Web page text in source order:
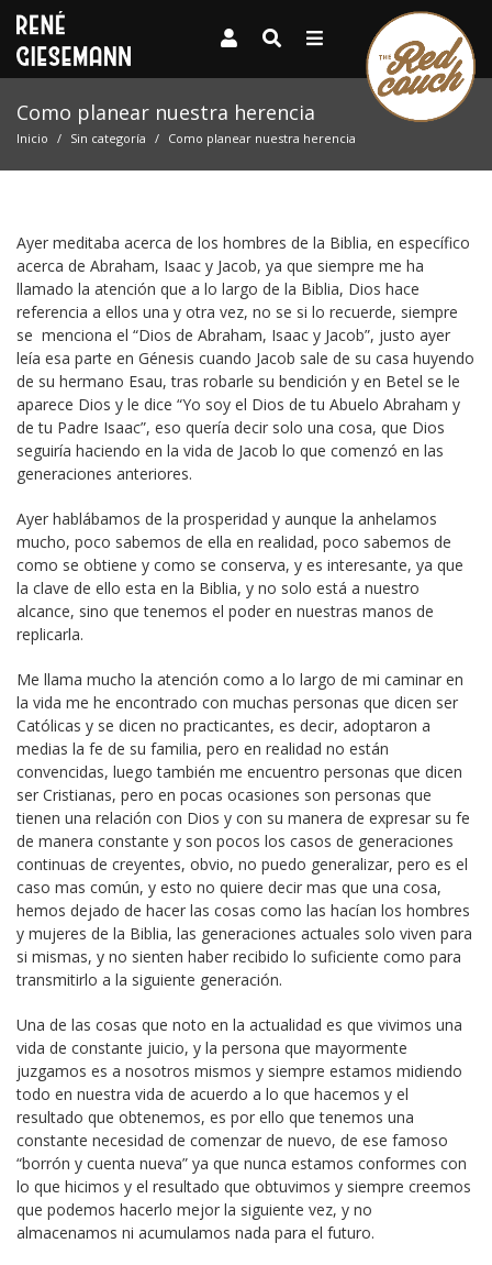
Como planear nuestra herencia
Inicio Sin categoría Como planear nuestra herencia
Ayer meditaba acerca de los hombres de la Biblia, en específico
acerca de Abraham, Isaac y Jacob, ya que siempre me ha
llamado la atención que a lo largo de la Biblia, Dios hace
referencia a ellos una y otra vez, no se si lo recuerde, siempre
se menciona el “Dios de Abraham, Isaac y Jacob”, justo ayer
leía esa parte en Génesis cuando Jacob sale de su casa huyendo
de su hermano Esau, tras robarle su bendición y en Betel se le
aparece Dios y le dice “Yo soy el Dios de tu Abuelo Abraham y
de tu Padre Isaac”, eso quería decir solo una cosa, que Dios
seguiría haciendo en la vida de Jacob lo que comenzó en las
generaciones anteriores.
Ayer hablábamos de la prosperidad y aunque la anhelamos
mucho, poco sabemos de ella en realidad, poco sabemos de
como se obtiene y como se conserva, y es interesante, ya que
la clave de ello esta en la Biblia, y no solo está a nuestro
alcance, sino que tenemos el poder en nuestras manos de
replicarla.
Me llama mucho la atención como a lo largo de mi caminar en
la vida me he encontrado con muchas personas que dicen ser
Católicas y se dicen no practicantes, es decir, adoptaron a
medias la fe de su familia, pero en realidad no están
convencidas, luego también me encuentro personas que dicen
ser Cristianas, pero en pocas ocasiones son personas que
tienen una relación con Dios y con su manera de expresar su fe
de manera constante y son pocos los casos de generaciones
continuas de creyentes, obvio, no puedo generalizar, pero es el
caso mas común, y esto no quiere decir mas que una cosa,
hemos dejado de hacer las cosas como las hacían los hombres
y mujeres de la Biblia, las generaciones actuales solo viven para
si mismas, y no sienten haber recibido lo suficiente como para
transmitirlo a la siguiente generación.
Una de las cosas que noto en la actualidad es que vivimos una
vida de constante juicio, y la persona que mayormente
juzgamos es a nosotros mismos y siempre estamos midiendo
todo en nuestra vida de acuerdo a lo que hacemos y el
resultado que obtenemos, es por ello que tenemos una
constante necesidad de comenzar de nuevo, de ese famoso
“borrón y cuenta nueva” ya que nunca estamos conformes con
lo que hicimos y el resultado que obtuvimos y siempre creemos
que podemos hacerlo mejor la siguiente vez, y no
almacenamos ni acumulamos nada para el futuro.